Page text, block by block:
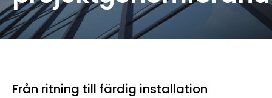
Från ritning till färdig installation